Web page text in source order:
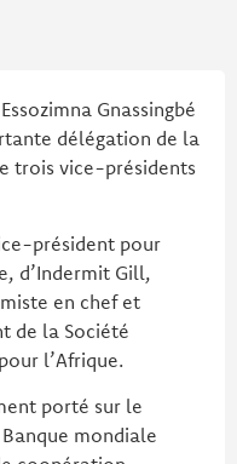
Gnassingbé
délégation de la
trois vice-présidents
président pour
d’Indermit Gill,
en chef et
de la Société
l’Afrique.
porté sur le
mondiale